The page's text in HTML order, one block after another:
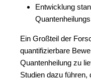
Entwicklung
Ein Großteil der
quantifizierbare
Quantenheilung zu
Studien dazu führen,